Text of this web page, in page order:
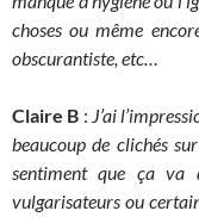
choses ou même
obscurantiste, etc…
Claire B : J’ai
beaucoup de clichés
sentiment que ça va
vulgarisateurs ou